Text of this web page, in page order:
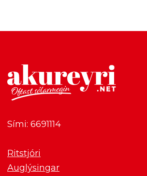
Sími: 6691114
Ritstjóri
Auglýsingar